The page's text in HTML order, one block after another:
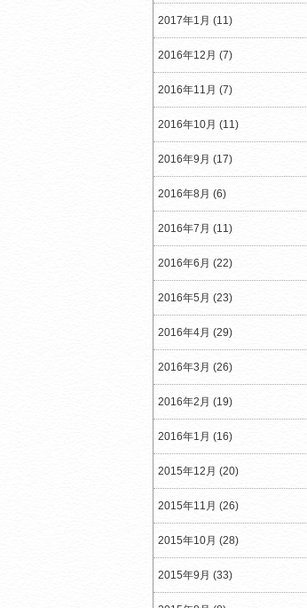
2017年1月 (11)
2016年12月 (7)
2016年11月 (7)
2016年10月 (11)
2016年9月 (17)
2016年8月 (6)
2016年7月 (11)
2016年6月 (22)
2016年5月 (23)
2016年4月 (29)
2016年3月 (26)
2016年2月 (19)
2016年1月 (16)
2015年12月 (20)
2015年11月 (26)
2015年10月 (28)
2015年9月 (33)